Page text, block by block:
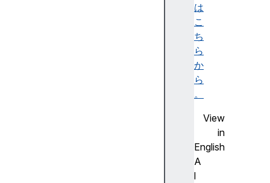
は
こ
ち
ら
か
ら
。
View
in
English
A
l